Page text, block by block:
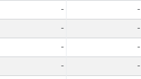
- -
- -
- -
- -